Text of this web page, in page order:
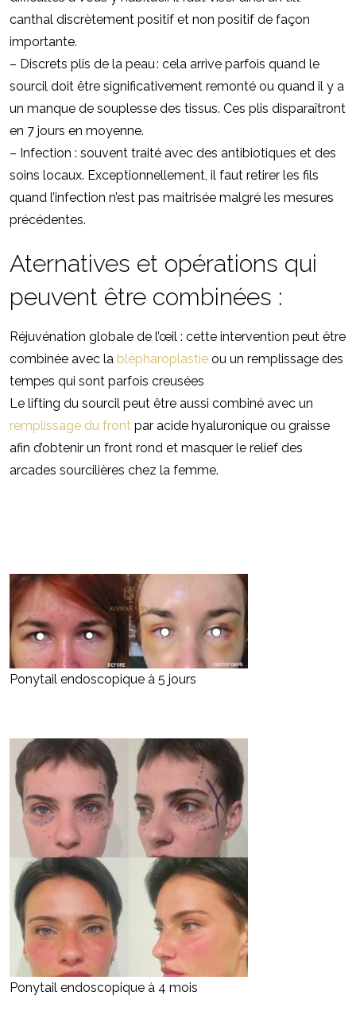
canthal discrètement positif et non positif de façon
importante.
– Discrets plis de la peau : cela arrive parfois quand le
sourcil doit être significativement remonté ou quand il y a
un manque de souplesse des tissus. Ces plis disparaîtront
en 7 jours en moyenne.
– Infection : souvent traité avec des antibiotiques et des
soins locaux. Exceptionnellement, il faut retirer les fils
quand l’infection n’est pas maitrisée malgré les mesures
précédentes.
Aternatives et opérations qui
peuvent être combinées :
Réjuvénation globale de l’œil : cette intervention peut être
combinée avec la blépharoplastie ou un remplissage des
tempes qui sont parfois creusées
Le lifting du sourcil peut être aussi combiné avec un
remplissage du front par acide hyaluronique ou graisse
afin d’obtenir un front rond et masquer le relief des
arcades sourcilières chez la femme.
Ponytail endoscopique à 5 jours
Ponytail endoscopique à 4 mois